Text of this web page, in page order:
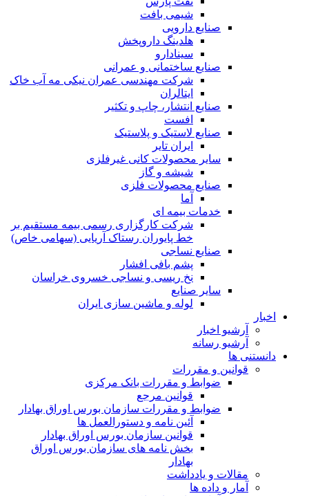
شیمی بافت
صنایع دارویی
هلدینگ داروپخش
سینادارو
صنایع ساختمانی و عمرانی
شرکت مهندسی عمران نیکی مه آب خاک
ایتالران
صنایع انتشار، چاپ و تکثير
افست
صنایع لاستیک و پلاستیک
ایران تایر
ساير محصولات كانی غيرفلزی
شیشه و گاز
صنایع محصولات فلزی
آما
خدمات بیمه ای
شرکت کارگزاری رسمی بیمه مستقیم بر
خط پایوران رستاک آریایی (سهامی خاص)
صنایع نساجی
پشم بافی افشار
نخ ریسی و نساجی خسروی خراسان
سایر صنایع
لوله و ماشین سازی ایران
اخبار
آرشیو اخبار
آرشیو رسانه
دانستنی ها
قوانین و مقررات
ضوابط و مقررات بانک مرکزی
قوانين مرجع
ضوابط و مقررات سازمان بورس اوراق بهادار
آئین نامه و دستورالعمل ها
قوانین سازمان بورس اوراق بهادار
بخش نامه های سازمان بورس اوراق
بهادار
مقالات و یادداشت
آمار و داده ها